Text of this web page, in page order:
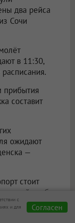
два рейса
Сочи
в 11:30,
прибытия
составит
ожидают
—
стоит
онлайн-табло
с
и для
Согласен